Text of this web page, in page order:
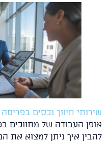
תיווך נכסים בפריסה
העבודה של מתווכים
איך ניתן למצוא את